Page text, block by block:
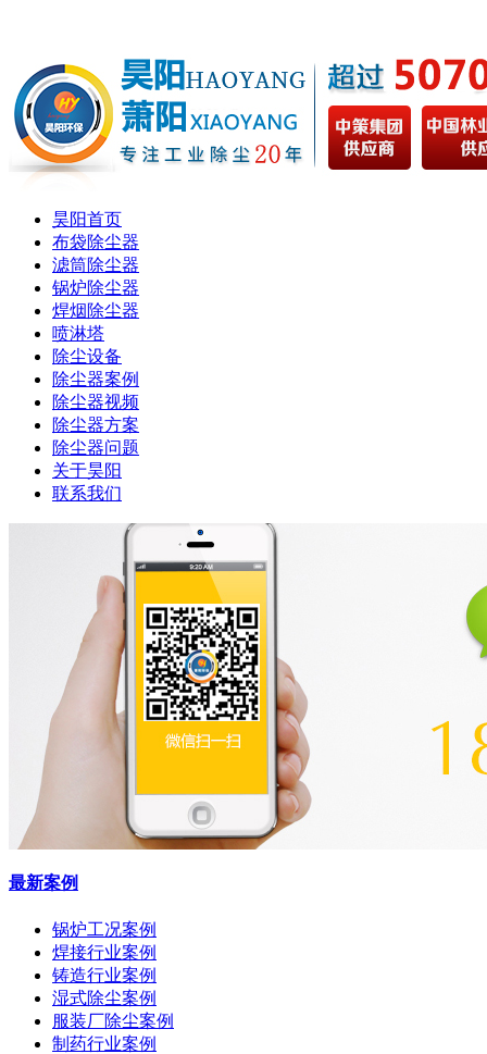
昊阳首页
布袋除尘器
滤筒除尘器
锅炉除尘器
焊烟除尘器
喷淋塔
除尘设备
除尘器案例
除尘器视频
除尘器方案
除尘器问题
关于昊阳
联系我们
最新案例
锅炉工况案例
焊接行业案例
铸造行业案例
湿式除尘案例
服装厂除尘案例
制药行业案例